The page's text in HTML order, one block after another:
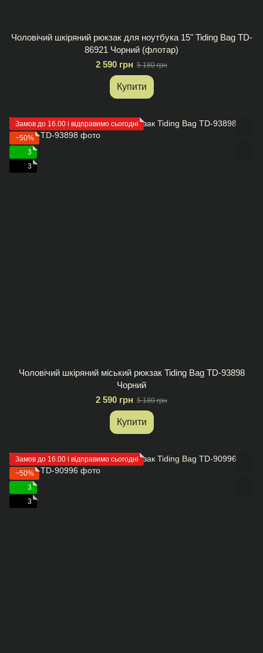
Чоловічий шкіряний рюкзак для ноутбука 15" Tiding Bag TD-
86921 Чорний (флотар)
2 590 грн 5 180 грн
Купити
Замов до 16.00 і відправимо сьогодні
−50%
3
3
Чоловічий шкіряний міський рюкзак Tiding Bag TD-93898
Чорний
2 590 грн 5 180 грн
Купити
Замов до 16.00 і відправимо сьогодні
−50%
3
3